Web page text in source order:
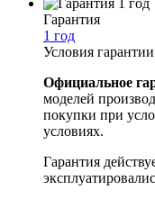
Гарантия
1 год
Условия гарантии
Официальное
моделей
покупки при
условиях.
Гарантия